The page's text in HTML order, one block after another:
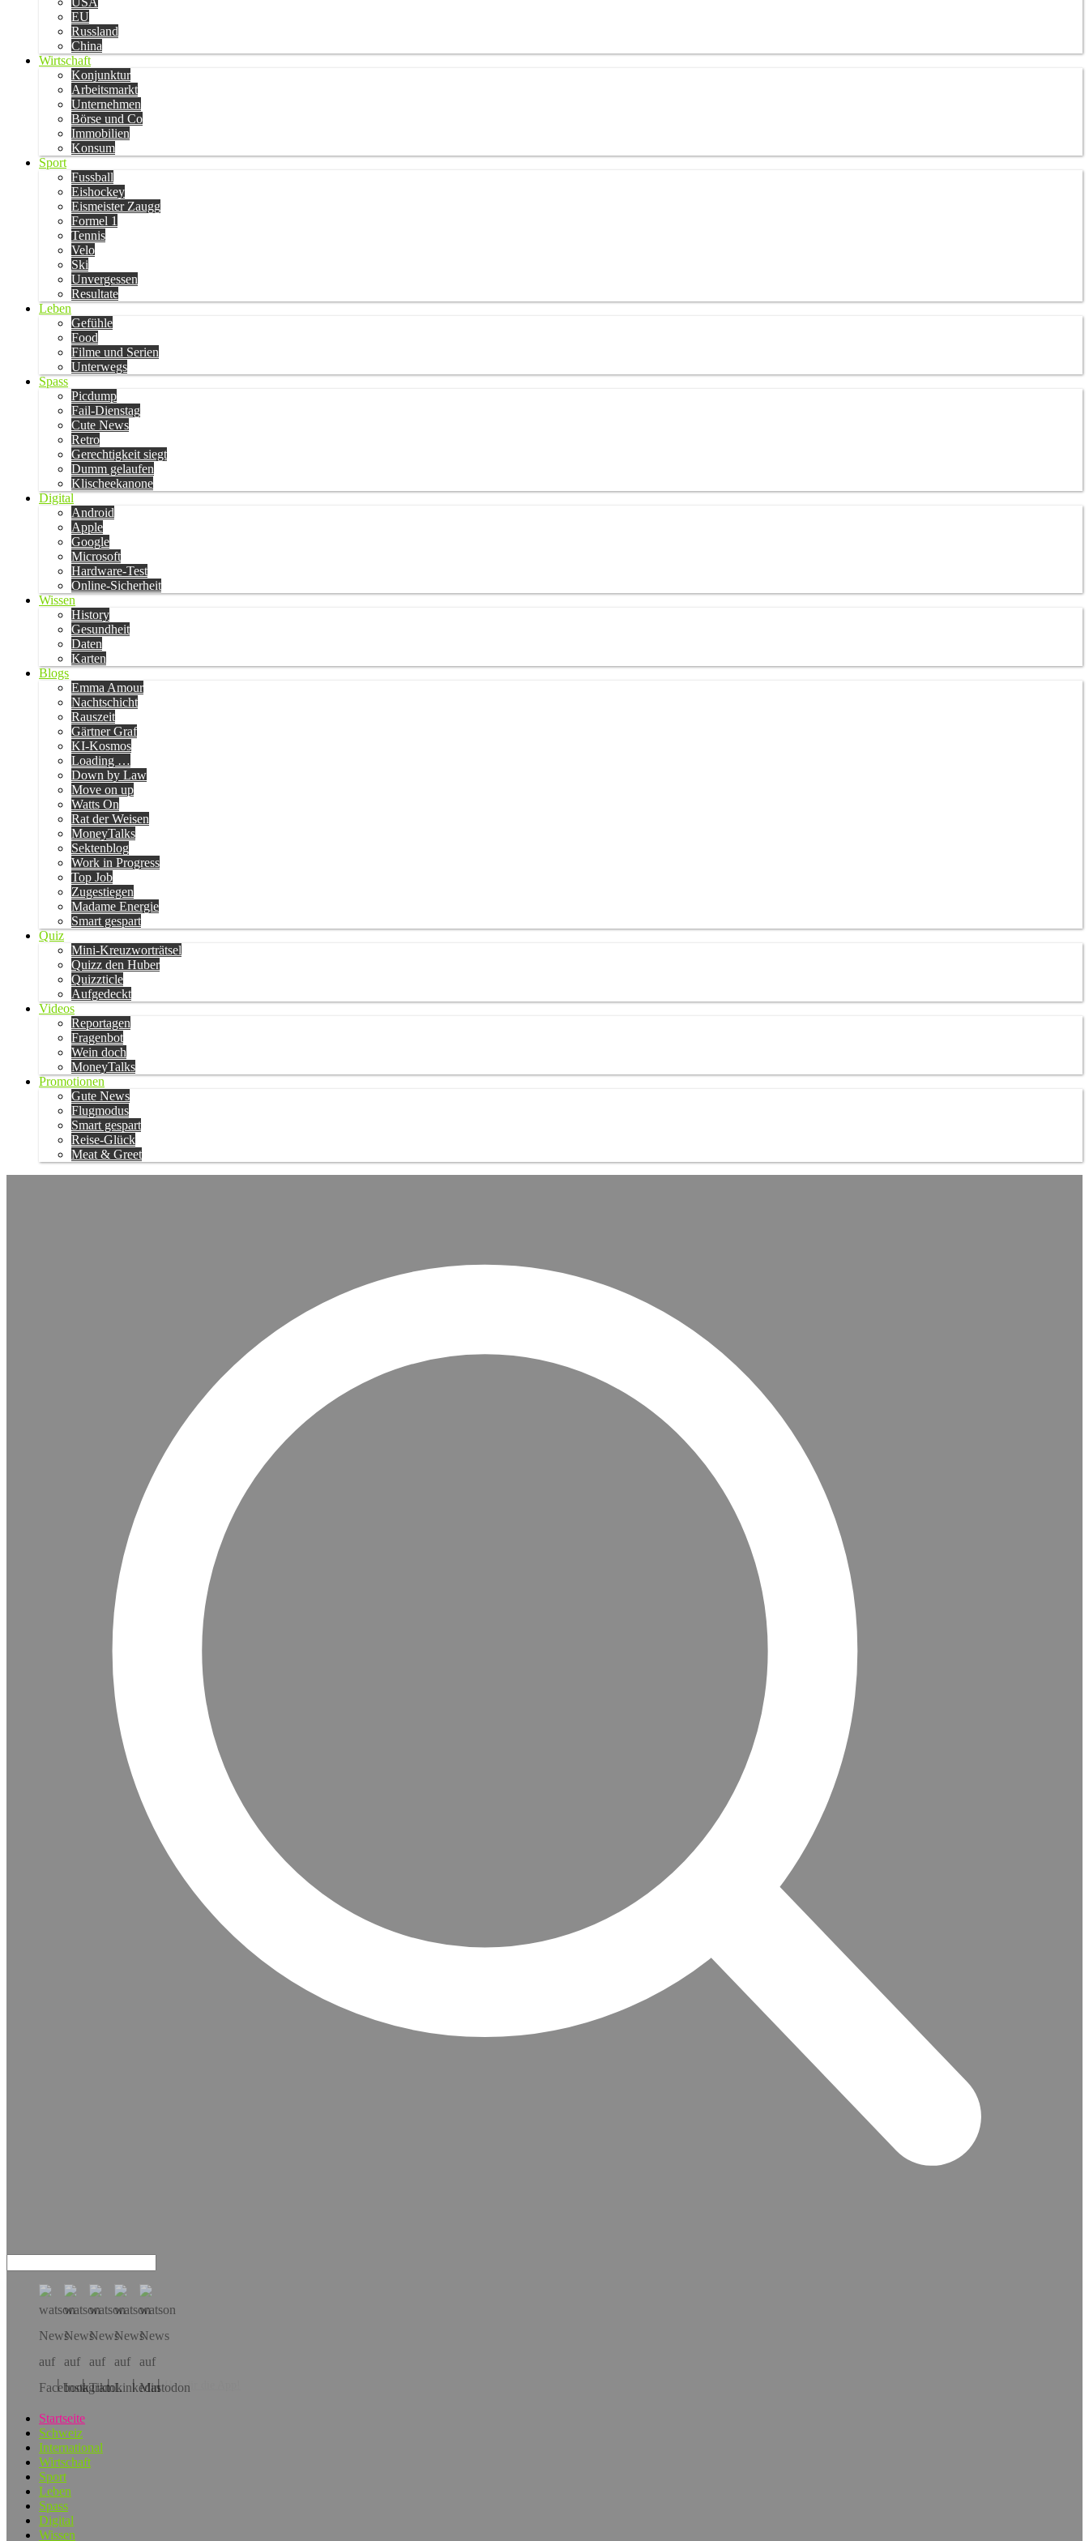
EU
Russland
China
Wirtschaft
Konjunktur
Arbeitsmarkt
Unternehmen
Börse und Co
Immobilien
Konsum
Sport
Fussball
Eishockey
Eismeister Zaugg
Formel 1
Tennis
Velo
Ski
Unvergessen
Resultate
Leben
Gefühle
Food
Filme und Serien
Unterwegs
Spass
Picdump
Fail-Dienstag
Cute News
Retro
Gerechtigkeit siegt
Dumm gelaufen
Klischeekanone
Digital
Android
Apple
Google
Microsoft
Hardware-Test
Online-Sicherheit
Wissen
History
Gesundheit
Daten
Karten
Blogs
Emma Amour
Nachtschicht
Rauszeit
Gärtner Graf
KI-Kosmos
Loading …
Down by Law
Move on up
Watts On
Rat der Weisen
MoneyTalks
Sektenblog
Work in Progress
Top Job
Zugestiegen
Madame Energie
Smart gespart
Quiz
Mini-Kreuzworträtsel
Quizz den Huber
Quizzticle
Aufgedeckt
Videos
Reportagen
Fragenbot
Wein doch
MoneyTalks
Promotionen
Gute News
Flugmodus
Smart gespart
Reise-Glück
Meat & Greet
Hol dir die App!
Startseite
Schweiz
International
Wirtschaft
Sport
Leben
Spass
Digital
Wissen